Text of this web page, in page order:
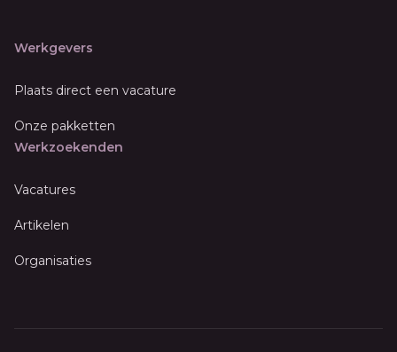
Werkgevers
Plaats direct een vacature
Onze pakketten
Werkzoekenden
Vacatures
Artikelen
Organisaties